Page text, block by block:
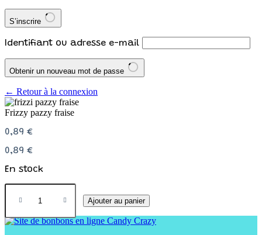
S’inscrire
Identifiant ou adresse e-mail
Obtenir un nouveau mot de passe
← Retour à la connexion
Frizzy pazzy fraise
0,89 €
0,89 €
En stock
Ajouter au panier